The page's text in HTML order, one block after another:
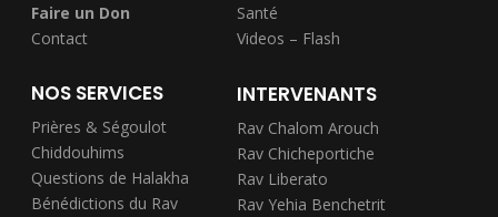
Faire un Don
Contact
Santé
Videos – Flash
NOS SERVICES
Prières & Ségoulot
Chiddouhims
Questions de Halakha
Bénédictions du Rav
INTERVENANTS
Rav Chalom Arouch
Rav Chicheportiche
Rav Liberato
Rav Yehia Benchetrit